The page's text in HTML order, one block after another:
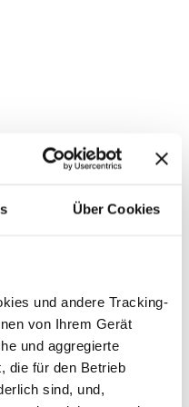
Über Cookies
und andere Tracking-
von Ihrem Gerät
und aggregierte
die für den Betrieb
sind, und,